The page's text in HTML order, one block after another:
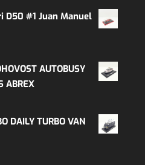
D50 #1 Juan Manuel
AUTOBUSY
ABREX
DAILY TURBO VAN